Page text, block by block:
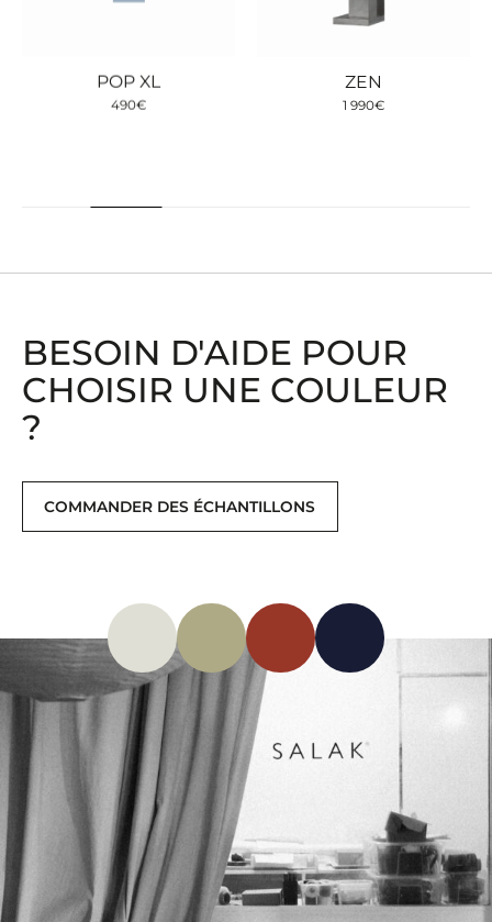
POP XL
490€
ZEN
1 990€
BESOIN D'AIDE POUR
CHOISIR UNE COULEUR
?
COMMANDER DES ÉCHANTILLONS